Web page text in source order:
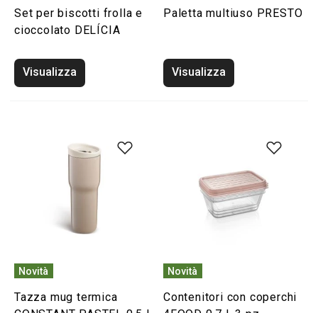
Set per biscotti frolla e
cioccolato DELÍCIA
Visualizza
Paletta multiuso PRESTO
Visualizza
Novità
Tazza mug termica
Novità
Contenitori con coperchi